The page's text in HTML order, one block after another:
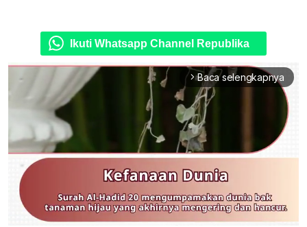
Ikuti Whatsapp Channel Republika
arrow_forward_ios Baca selengkapnya